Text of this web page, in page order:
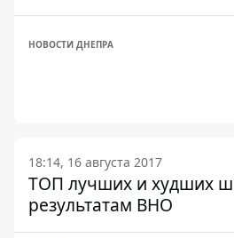
НОВОСТИ ДНЕПРА
18:14, 16 августа 2017
ТОП лучших и худших
результатам ВНО